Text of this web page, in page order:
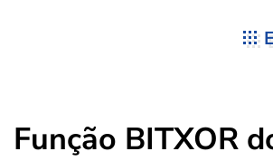
Função BITXOR